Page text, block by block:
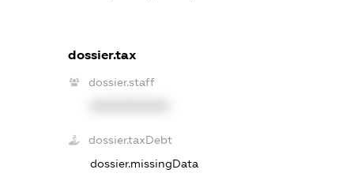
dossier.tax
dossier.staff
dossier.taxDebt
dossier.missingData